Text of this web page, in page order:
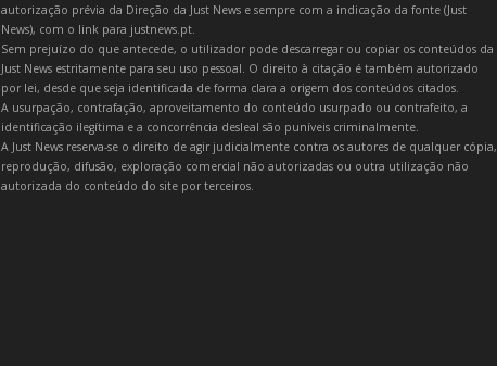
autorização prévia da Direção da Just News e sempre com a indicação da fonte (Just
News), com o link para justnews.pt.
Sem prejuízo do que antecede, o utilizador pode descarregar ou copiar os conteúdos da
Just News estritamente para seu uso pessoal. O direito à citação é também autorizado
por lei, desde que seja identificada de forma clara a origem dos conteúdos citados.
A usurpação, contrafação, aproveitamento do conteúdo usurpado ou contrafeito, a
identificação ilegítima e a concorrência desleal são puníveis criminalmente.
A Just News reserva-se o direito de agir judicialmente contra os autores de qualquer cópia,
reprodução, difusão, exploração comercial não autorizadas ou outra utilização não
autorizada do conteúdo do site por terceiros.